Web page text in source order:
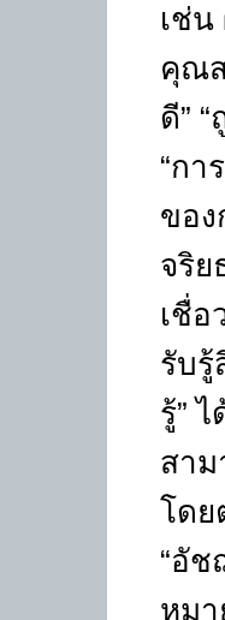
เช่น
คุณ
ดี” “
“กา
ของ
จริย
เชื่
รับ
รู้”ไ
สาม
โดย
“อัช
หม